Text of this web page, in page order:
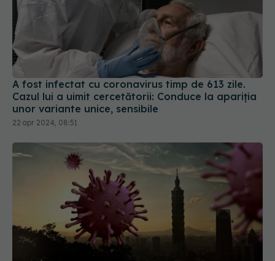
A fost infectat cu coronavirus timp de 613 zile.
Cazul lui a uimit cercetătorii: Conduce la apariția
unor variante unice, sensibile
22 apr 2024, 08:51